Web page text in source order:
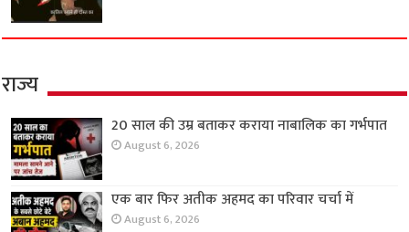
राज्य
20 साल की उम्र बताकर कराया नाबालिक का गर्भपात
August 6, 2026
एक बार फिर अतीक अहमद का परिवार चर्चा में
August 6, 2026